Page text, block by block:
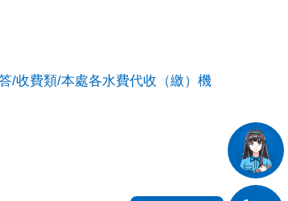
/收費類/本處各水費代收（繳）機